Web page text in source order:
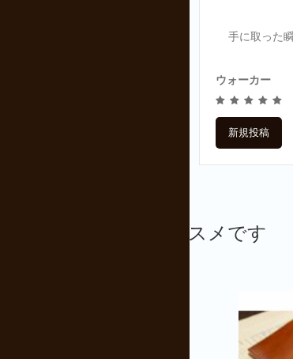
手に取った
ウォーカー
新規投稿
こんな商品もオススメです